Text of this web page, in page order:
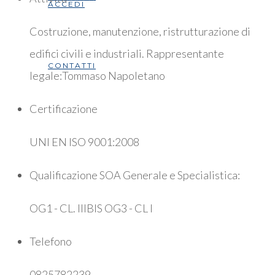
ACCEDI
CONTATTI
Costruzione, manutenzione, ristrutturazione di
edifici civili e industriali. Rappresentante
legale:Tommaso Napoletano
Certificazione
UNI EN ISO 9001:2008
Qualificazione SOA Generale e Specialistica:
OG1 - CL. IIIBIS OG3 - CL I
Telefono